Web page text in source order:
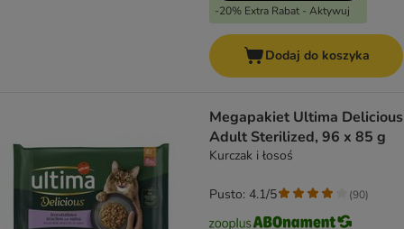
-20% Extra Rabat - Aktywuj
Dodaj do koszyka
Megapakiet Ultima Delicious
Adult Sterilized, 96 x 85 g
Kurczak i łosoś
Pusto: 4.1/5 (90)